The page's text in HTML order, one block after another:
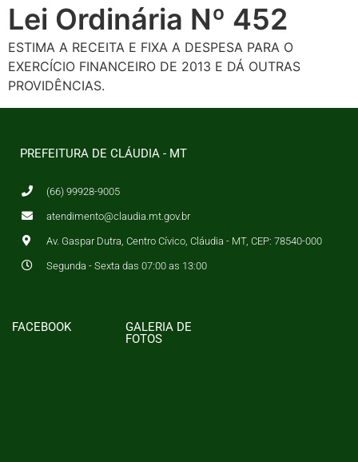
Lei Ordinária Nº 452
ESTIMA A RECEITA E FIXA A DESPESA PARA O
EXERCÍCIO FINANCEIRO DE 2013 E DÁ OUTRAS
PROVIDÊNCIAS.
PREFEITURA DE CLÁUDIA - MT
(66) 99928-9005
atendimento@claudia.mt.gov.br
Av. Gaspar Dutra, Centro Cívico, Cláudia - MT, CEP: 78540-000
Segunda - Sexta das 07:00 as 13:00
FACEBOOK
GALERIA DE
FOTOS